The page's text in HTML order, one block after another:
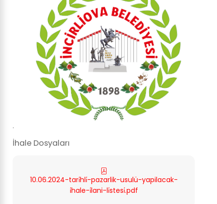
.
İhale Dosyaları
10.06.2024-tari̇hli̇-pazarlik-usulü-yapilacak-
i̇hale-i̇lani-li̇stesi̇.pdf